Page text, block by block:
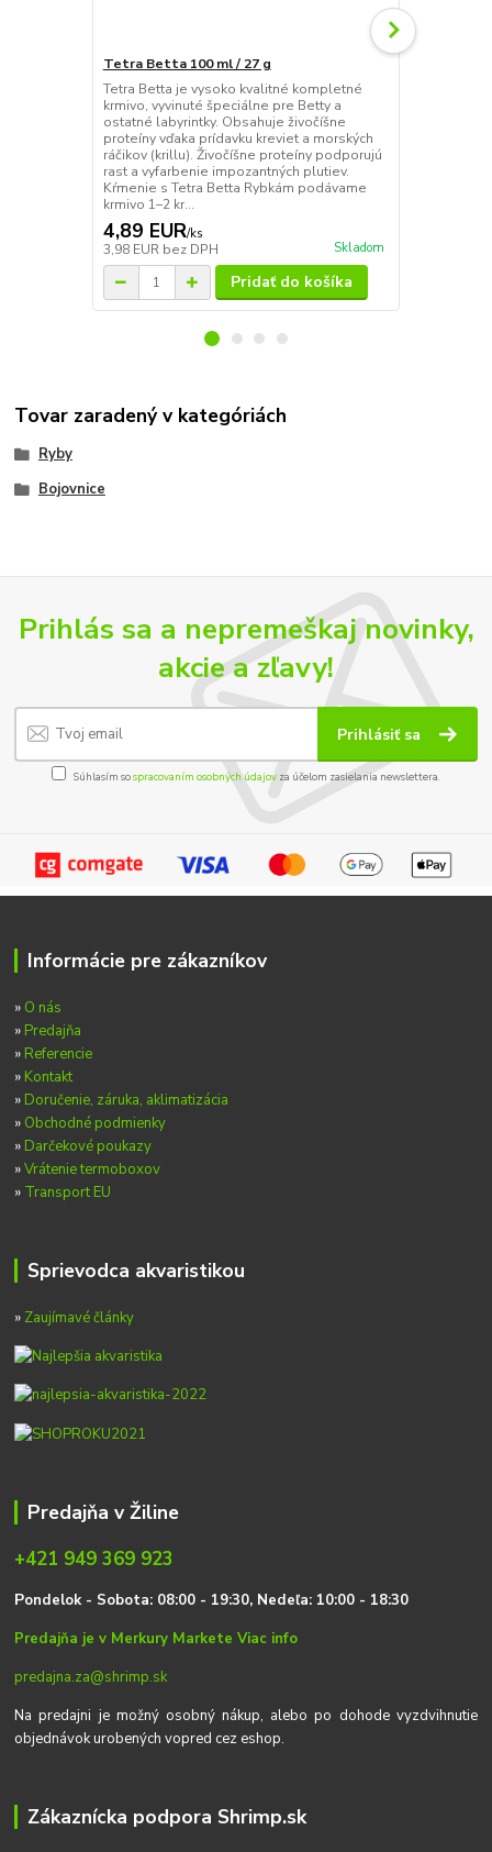
Tetra Betta 100 ml / 27 g
Tetra Betta je vysoko kvalitné kompletné
krmivo, vyvinuté špeciálne pre Betty a
ostatné labyrintky. Obsahuje živočíšne
proteíny vďaka prídavku kreviet a morských
ráčikov (krillu). Živočíšne proteíny podporujú
rast a vyfarbenie impozantných plutiev.
Kŕmenie s Tetra Betta Rybkám podávame
krmivo 1–2 kr...
4,89 EUR/ks
3,98 EUR bez DPH Skladom
Pridať do košíka
Tovar zaradený v kategóriách
Ryby
Bojovnice
Prihlás sa a nepremeškaj novinky,
akcie a zľavy!
Prihlásiť sa
Súhlasím sospracovaním osobných údajov za účelom zasielania newslettera.
Informácie pre zákazníkov
» O nás
» Predajňa
» Referencie
» Kontakt
» Doručenie, záruka, aklimatizácia
» Obchodné podmienky
» Darčekové poukazy
»Vrátenie termoboxov
» Transport EU
Sprievodca akvaristikou
» Zaujímavé články
Predajňa v Žiline
+421 949 369 923
Pondelok - Sobota: 08:00 - 19:30, Nedeľa: 10:00 - 18:30
Predajňa je v Merkury MarketeViac info
predajna.za@shrimp.sk
Na predajni je možný osobný nákup, alebo po dohode vyzdvihnutie
objednávok urobených vopred cez eshop.
Zákaznícka podpora Shrimp.sk